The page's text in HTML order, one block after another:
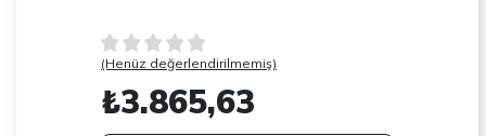
(Henüz değerlendirilmemiş)
₺3.865,63